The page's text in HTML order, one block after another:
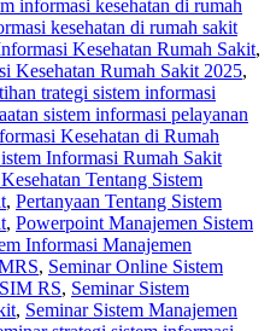
informasi kesehatan di rumah
kesehatan di rumah sakit
Kesehatan Rumah Sakit,
Kesehatan Rumah Sakit 2025,
trategi sistem informasi
sistem informasi pelayanan
Kesehatan di Rumah
Informasi Rumah Sakit
Tentang Sistem
, Pertanyaan Tentang Sistem
, Powerpoint Manajemen Sistem
Informasi Manajemen
, Seminar Online Sistem
RS, Seminar Sistem
, Seminar Sistem Manajemen